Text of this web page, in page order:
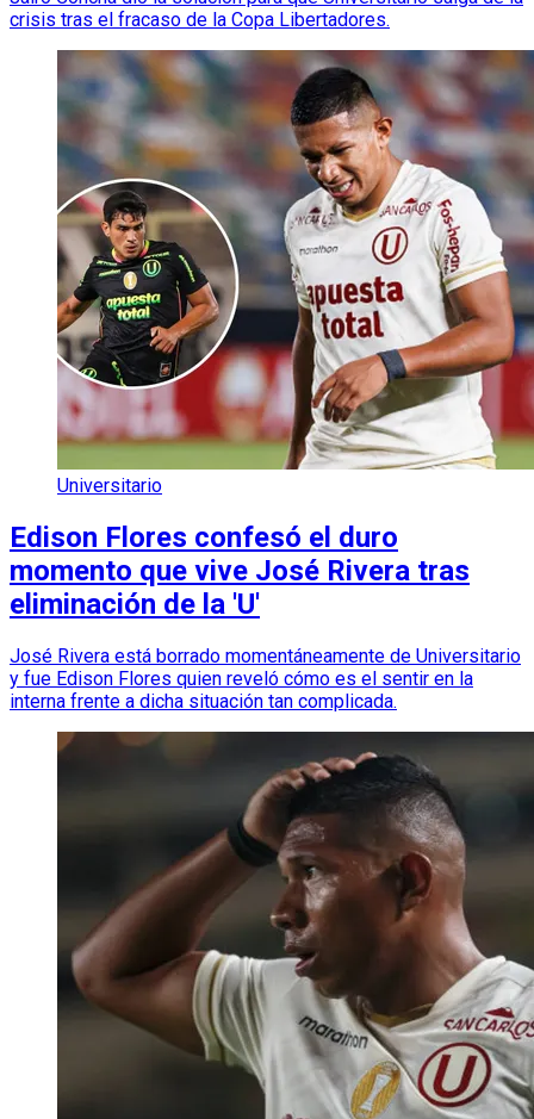
crisis tras el fracaso de la Copa Libertadores.
Universitario
Edison Flores confesó el duro
momento que vive José Rivera tras
eliminación de la 'U'
José Rivera está borrado momentáneamente de Universitario
y fue Edison Flores quien reveló cómo es el sentir en la
interna frente a dicha situación tan complicada.